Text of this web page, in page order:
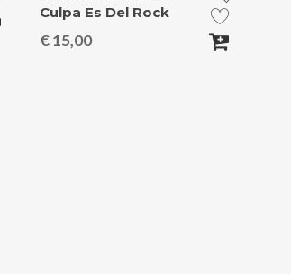
Culpa Es Del Rock
€15,00